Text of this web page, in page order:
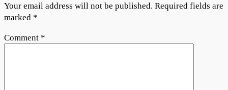
Your email address will not be published. Required fields are
marked *
Comment *